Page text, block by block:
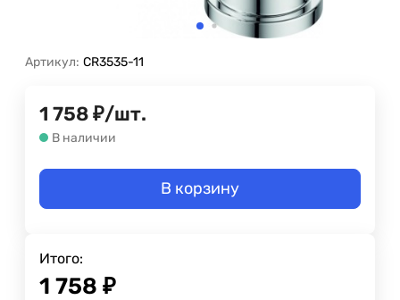
Артикул: CR3535-11
1 758 ₽/шт.
В наличии
В корзину
Итого:
1 758 ₽